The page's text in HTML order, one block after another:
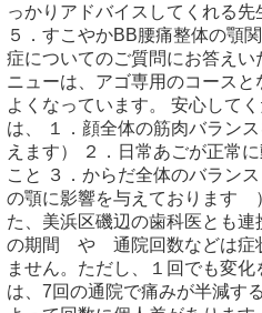
っかりアドバイスしてくれる先
５．すこやかBB腰痛整体の顎
症についてのご質問にお答えい
ニューは、アゴ専用のコース
よくなっています。 安心して
は、 １．顔全体の筋肉バラン
えます） ２．日常あごが正常
こと ３．からだ全体のバラン
の顎に影響を与えております
た、美浜区磯辺の歯科医とも
の期間 や 通院回数などは症
ません。ただし、１回でも変
は、7回の通院で痛みが半減す